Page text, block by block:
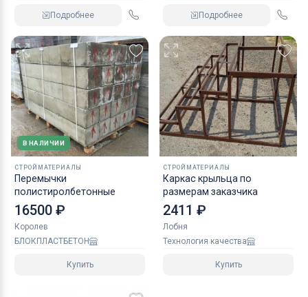
Подробнее Подробнее
В НАЛИЧИИ
СТРОЙМАТЕРИАЛЫ
Перемычки
полистиролбетонные
16500 ₽
Королев
БЛОКПЛАСТБЕТОН
Купить
СТРОЙМАТЕРИАЛЫ
Каркас крыльца по
размерам заказчика
2411 ₽
Лобня
Технология качества
Купить